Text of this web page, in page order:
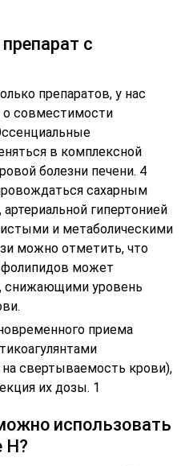
с
препаратов, у нас
о совместимости
в комплексной
болезни печени. 4
сахарным
гипертонией
и метаболическими
можно отметить, что
может
снижающими уровень
приема
свертываемость крови),
их дозы. 1
использовать
Н?